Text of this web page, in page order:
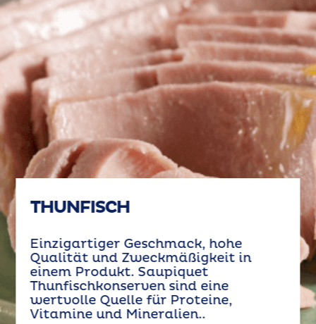
THUNFISCH
Einzigartiger Geschmack, hohe
Qualität und Zweckmäßigkeit in
einem Produkt. Saupiquet
Thunfischkonserven sind eine
wertvolle Quelle für Proteine,
Vitamine und Mineralien..